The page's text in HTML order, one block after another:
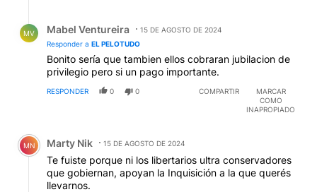
MV Mabel Ventureira
15 DE AGOSTO DE 2024
Responder a EL PELOTUDO
Bonito sería que tambien ellos cobraran jubilacion de
privilegio pero si un pago importante.
RESPONDER 0 0 COMPARTIR
MARCAR
COMO
INAPROPIADO
Comentario de Marty Nik.
MN Marty Nik 15 DE AGOSTO DE 2024
Te fuiste porque ni los libertarios ultra conservadores
que gobiernan, apoyan la Inquisición a la que querés
llevarnos.